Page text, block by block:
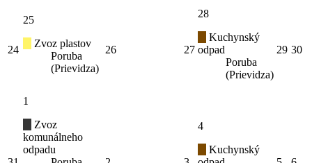
24
25
Zvoz plastov
Poruba
(Prievidza)
26 27
28
Kuchynský
odpad
Poruba
(Prievidza)
29 30
1
Zvoz
komunálneho
odpadu
4
Kuchynský